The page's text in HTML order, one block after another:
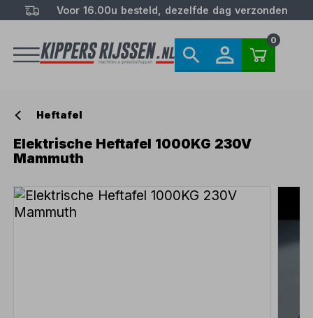
Voor 16.00u besteld, dezelfde dag verzonden
0
Heftafel
Elektrische Heftafel 1000KG 230V
Mammuth